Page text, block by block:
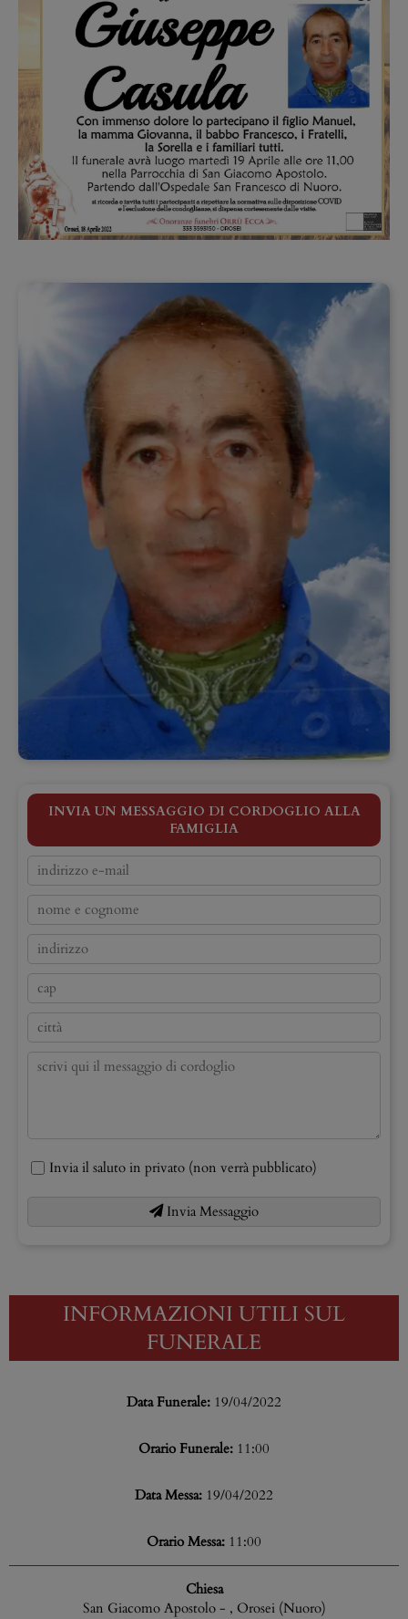
INVIA UN MESSAGGIO DI CORDOGLIO ALLA
FAMIGLIA
Invia il saluto in privato (non verrà pubblicato)
Invia Messaggio
INFORMAZIONI UTILI SUL
FUNERALE
Data Funerale: 19/04/2022
Orario Funerale: 11:00
Data Messa: 19/04/2022
Orario Messa: 11:00
Chiesa
San Giacomo Apostolo - , Orosei (Nuoro)